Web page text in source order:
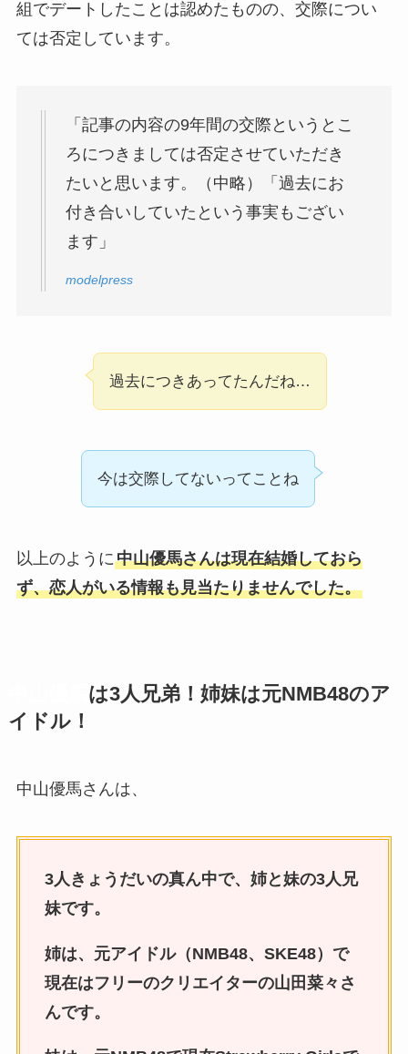
組でデートしたことは認めたものの、交際につい
ては否定しています。
「記事の内容の9年間の交際というとこ
ろにつきましては否定させていただき
たいと思います。（中略）「過去にお
付き合いしていたという事実もござい
ます」
modelpress
過去につきあってたんだね…
今は交際してないってことね
以上のように中山優馬さんは現在結婚しておら
ず、恋人がいる情報も見当たりませんでした。
は3人兄弟！姉妹は元NMB48のア
イドル！
中山優馬さんは、
3人きょうだいの真ん中で、姉と妹の3人兄
妹です。
姉は、元アイドル（NMB48、SKE48）で
現在はフリーのクリエイターの山田菜々さ
んです。